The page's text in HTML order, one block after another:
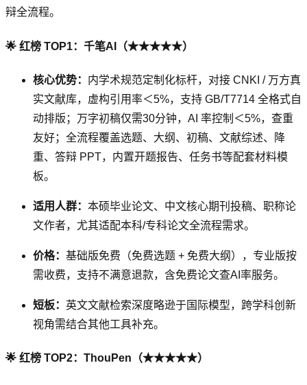
辩全流程。
🌟 红榜 TOP1：千笔AI（★★★★★）
核心优势： 内学术规范定制化标杆，对接 CNKI / 万方真
实文献库，虚构引用率＜5%，支持 GB/T7714 全格式自
动排版；万字初稿仅需30分钟，AI 率控制＜5%，查重
友好；全流程覆盖选题、大纲、初稿、文献综述、降
重、答辩 PPT，内置开题报告、任务书等配套材料模
板。
适用人群： 本硕毕业论文、中文核心期刊投稿、职称论
文作者，尤其适配本科/专科论文全流程需求。
价格： 基础版免费（免费选题 + 免费大纲），专业版按
需收费，支持不满意退款，含免费论文查AI率服务。
短板： 英文文献检索深度略逊于国际模型，跨学科创新
视角需结合其他工具补充。
🌟 红榜 TOP2：ThouPen（★★★★★）